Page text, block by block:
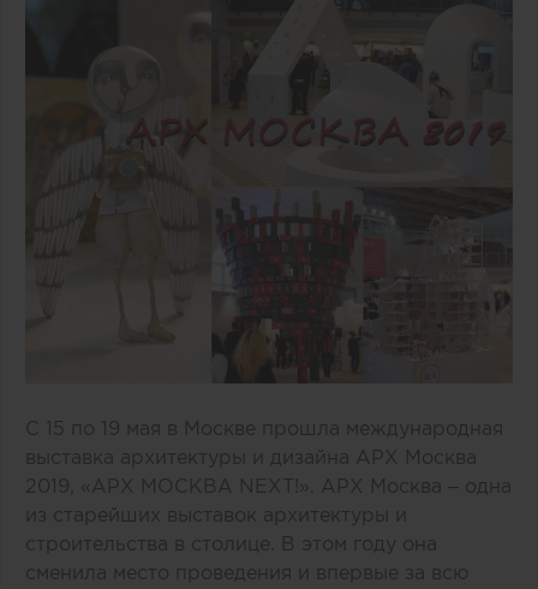
С 15 по 19 мая в Москве прошла международная
выставка архитектуры и дизайна АРХ Москва
2019, «АРХ МОСКВА NEXT!». АРХ Москва – одна
из старейших выставок архитектуры и
строительства в столице. В этом году она
сменила место проведения и впервые за всю